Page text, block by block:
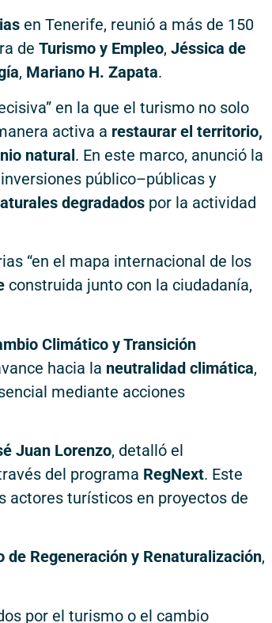
en Tenerife, reunió a más de 150
de Turismo y Empleo, Jéssica de
, Mariano H. Zapata.
en la que el turismo no solo
activa a restaurar el territorio,
natural. En este marco, anunció la
público–públicas y
degradados por la actividad
“en el mapa internacional de los
construida junto con la ciudadanía,
Climático y Transición
hacia la neutralidad climática,
mediante acciones
Juan Lorenzo, detalló el
del programa RegNext. Este
turísticos en proyectos de
de Regeneración y Renaturalización,
por el turismo o el cambio